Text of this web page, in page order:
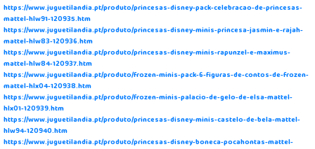
https://www.juguetilandia.pt/produto/princesas-disney-pack-celebracao-de-princesas-
mattel-hlw91-120935.htm
https://www.juguetilandia.pt/produto/princesas-disney-minis-princesa-jasmin-e-rajah-
mattel-hlw83-120936.htm
https://www.juguetilandia.pt/produto/princesas-disney-minis-rapunzel-e-maximus-
mattel-hlw84-120937.htm
https://www.juguetilandia.pt/produto/frozen-minis-pack-6-figuras-de-contos-de-frozen-
mattel-hlx04-120938.htm
https://www.juguetilandia.pt/produto/frozen-minis-palacio-de-gelo-de-elsa-mattel-
hlx01-120939.htm
https://www.juguetilandia.pt/produto/princesas-disney-minis-castelo-de-bela-mattel-
hlw94-120940.htm
https://www.juguetilandia.pt/produto/princesas-disney-boneca-pocahontas-mattel-